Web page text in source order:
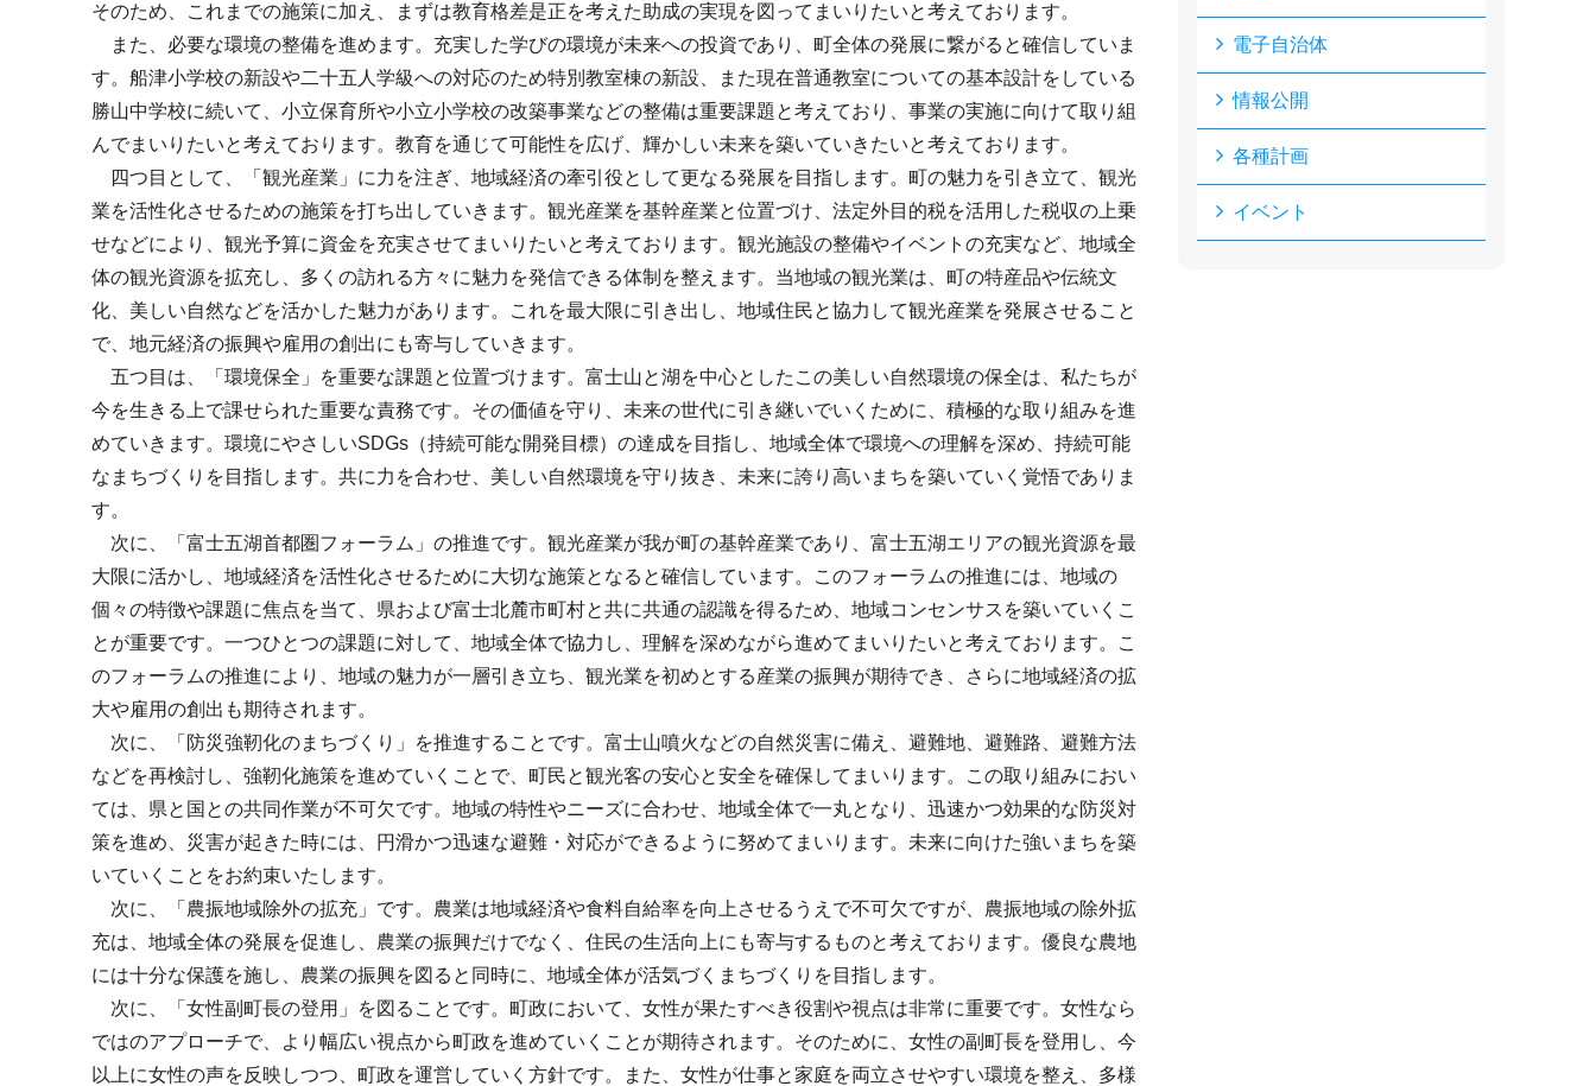
そのため、これまでの施策に加え、まずは教育格差是正を考えた助成の実現を図ってまいりたいと考えております。
また、必要な環境の整備を進めます。充実した学びの環境が未来への投資であり、町全体の発展に繋がると確信していま
す。船津小学校の新設や二十五人学級への対応のため特別教室棟の新設、また現在普通教室についての基本設計をしている
勝山中学校に続いて、小立保育所や小立小学校の改築事業などの整備は重要課題と考えており、事業の実施に向けて取り組
んでまいりたいと考えております。教育を通じて可能性を広げ、輝かしい未来を築いていきたいと考えております。
四つ目として、「観光産業」に力を注ぎ、地域経済の牽引役として更なる発展を目指します。町の魅力を引き立て、観光
業を活性化させるための施策を打ち出していきます。観光産業を基幹産業と位置づけ、法定外目的税を活用した税収の上乗
せなどにより、観光予算に資金を充実させてまいりたいと考えております。観光施設の整備やイベントの充実など、地域全
体の観光資源を拡充し、多くの訪れる方々に魅力を発信できる体制を整えます。当地域の観光業は、町の特産品や伝統文
化、美しい自然などを活かした魅力があります。これを最大限に引き出し、地域住民と協力して観光産業を発展させること
で、地元経済の振興や雇用の創出にも寄与していきます。
五つ目は、「環境保全」を重要な課題と位置づけます。富士山と湖を中心としたこの美しい自然環境の保全は、私たちが
今を生きる上で課せられた重要な責務です。その価値を守り、未来の世代に引き継いでいくために、積極的な取り組みを進
めていきます。環境にやさしいSDGs（持続可能な開発目標）の達成を目指し、地域全体で環境への理解を深め、持続可能
なまちづくりを目指します。共に力を合わせ、美しい自然環境を守り抜き、未来に誇り高いまちを築いていく覚悟でありま
す。
次に、「富士五湖首都圏フォーラム」の推進です。観光産業が我が町の基幹産業であり、富士五湖エリアの観光資源を最
大限に活かし、地域経済を活性化させるために大切な施策となると確信しています。このフォーラムの推進には、地域の
個々の特徴や課題に焦点を当て、県および富士北麓市町村と共に共通の認識を得るため、地域コンセンサスを築いていくこ
とが重要です。一つひとつの課題に対して、地域全体で協力し、理解を深めながら進めてまいりたいと考えております。こ
のフォーラムの推進により、地域の魅力が一層引き立ち、観光業を初めとする産業の振興が期待でき、さらに地域経済の拡
大や雇用の創出も期待されます。
次に、「防災強靭化のまちづくり」を推進することです。富士山噴火などの自然災害に備え、避難地、避難路、避難方法
などを再検討し、強靭化施策を進めていくことで、町民と観光客の安心と安全を確保してまいります。この取り組みにおい
ては、県と国との共同作業が不可欠です。地域の特性やニーズに合わせ、地域全体で一丸となり、迅速かつ効果的な防災対
策を進め、災害が起きた時には、円滑かつ迅速な避難・対応ができるように努めてまいります。未来に向けた強いまちを築
いていくことをお約束いたします。
次に、「農振地域除外の拡充」です。農業は地域経済や食料自給率を向上させるうえで不可欠ですが、農振地域の除外拡
充は、地域全体の発展を促進し、農業の振興だけでなく、住民の生活向上にも寄与するものと考えております。優良な農地
には十分な保護を施し、農業の振興を図ると同時に、地域全体が活気づくまちづくりを目指します。
次に、「女性副町長の登用」を図ることです。町政において、女性が果たすべき役割や視点は非常に重要です。女性なら
ではのアプローチで、より幅広い視点から町政を進めていくことが期待されます。そのために、女性の副町長を登用し、今
以上に女性の声を反映しつつ、町政を運営していく方針です。また、女性が仕事と家庭を両立させやすい環境を整え、多様
電子自治体
情報公開
各種計画
イベント